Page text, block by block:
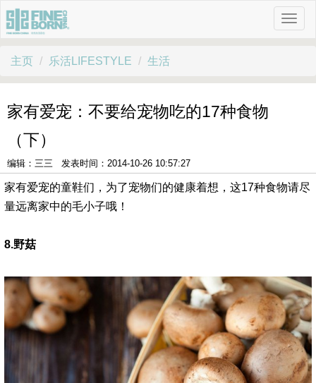
主页 乐活LIFESTYLE 生活
​家有爱宠：不要给宠物吃的17种食物
（下）
编辑：三三 发表时间：2014-10-26 10:57:27
家有爱宠的童鞋们，为了宠物们的健康着想，这17种食物请尽
量远离家中的毛小子哦！
8.野菇